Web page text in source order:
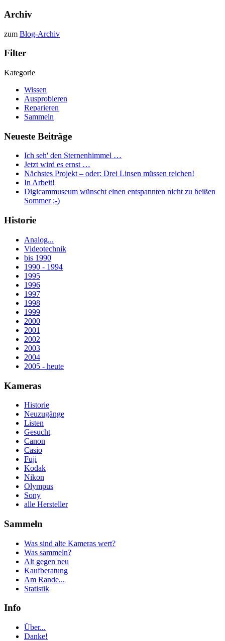
Archiv
zum Blog-Archiv
Filter
Kategorie
Wissen
Ausprobieren
Reparieren
Sammeln
Neueste Beiträge
Ich seh' den Sternenhimmel …
Jetzt wird es ernst …
Nächstes Projekt – oder: Drei Linsen müssen reichen!
In Arbeit!
Digicammuseum wünscht einen entspannten nicht zu heißen
Sommer ;-)
Historie
Analog...
Videotechnik
bis 1990
1990 - 1994
1995
1996
1997
1998
1999
2000
2001
2002
2003
2004
2005 - heute
Kameras
Historie
Neuzugänge
Listen
Gesucht
Canon
Casio
Fuji
Kodak
Nikon
Olympus
Sony
alle Hersteller
Sammeln
Was sind alte Kameras wert?
Was sammeln?
Alt gegen neu
Kaufberatung
Am Rande...
Statistik
Info
Über...
Danke!